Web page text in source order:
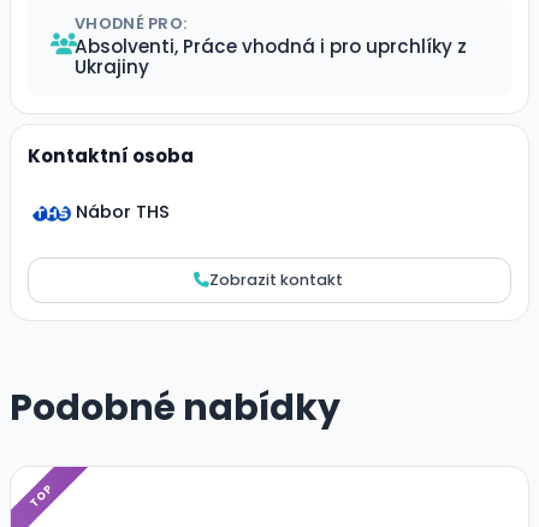
VHODNÉ PRO:
Absolventi, Práce vhodná i pro uprchlíky z
Ukrajiny
Kontaktní osoba
Nábor THS
Zobrazit kontakt
Podobné nabídky
TOP